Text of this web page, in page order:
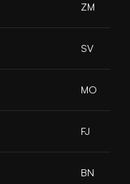
ZM
SV
MO
FJ
BN